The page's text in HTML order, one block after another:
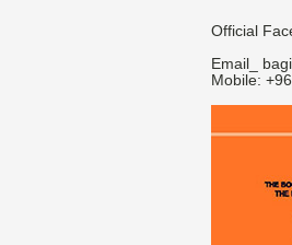
Official
Email_
Mobile: